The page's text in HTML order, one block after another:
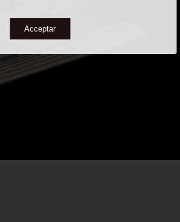
Acceptar